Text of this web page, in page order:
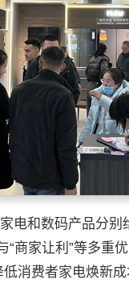
电和数码产品分
“商家让利”等多重
消费者家电焕新成